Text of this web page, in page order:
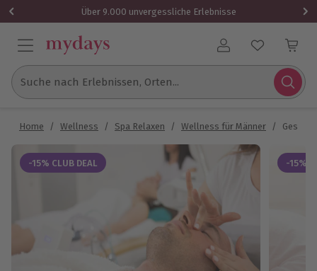
Über 9.000 unvergessliche Erlebnisse
Benutzerkonto
Suche nach Erlebnissen, Orten...
Home / Wellness / Spa Relaxen / Wellness für Männer /
-15% CLUB DEAL -15%